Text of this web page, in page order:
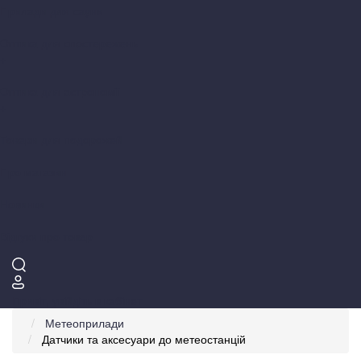
Метеоприлади
Датчики та аксесуари до метеостанцій